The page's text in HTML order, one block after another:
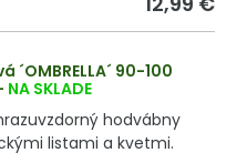
´OMBRELLA´ 90-100
NA SKLADE
hodvábny
listami a kvetmi.